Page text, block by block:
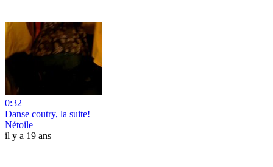
0:32
Danse coutry, la suite!
Nétoile
il y a 19 ans